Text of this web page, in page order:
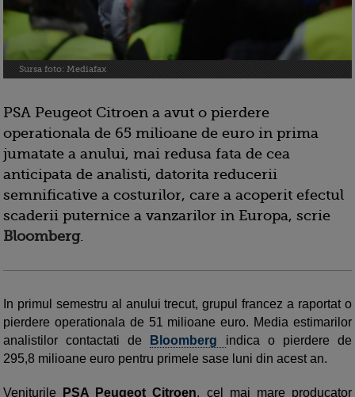
Sursa foto: Mediafax
PSA Peugeot Citroen a avut o pierdere
operationala de 65 milioane de euro in prima
jumatate a anului, mai redusa fata de cea
anticipata de analisti, datorita reducerii
semnificative a costurilor, care a acoperit efectul
scaderii puternice a vanzarilor in Europa, scrie
Bloomberg.
In primul semestru al anului trecut, grupul francez a raportat o
pierdere operationala de 51 milioane euro. Media estimarilor
analistilor contactati de
Bloomberg indica o pierdere de
295,8 milioane euro pentru primele sase luni din acest an.
Veniturile PSA Peugeot Citroen, cel mai mare producator